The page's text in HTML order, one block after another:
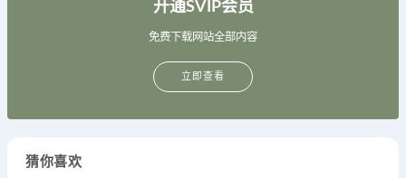
开通SVIP会员
免费下载网站全部内容
立即查看
猜你喜欢